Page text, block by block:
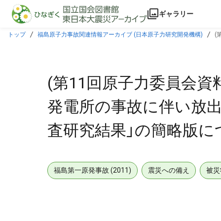
本文に飛ぶ
ギャラリー
トップ 福島原子力事故関連情報アーカイブ (日本原子力研究開発機構) (
(第11回原子力委員会資
発電所の事故に伴い放
査研究結果」の簡略版に
福島第一原発事故 (2011) 震災への備え 被災